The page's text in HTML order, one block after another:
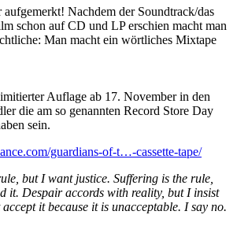
aufgemerkt! Nachdem der Soundtrack/das
schon auf CD und LP erschien macht man
Man macht ein wörtliches Mixtape
Auflage ab 17. November in den
die am so genannten Record Store Day
sein.
guardians-of-t…-cassette-tape/
but I want justice. Suffering is the rule,
it. Despair accords with reality, but I insist
it because it is unacceptable. I say no.